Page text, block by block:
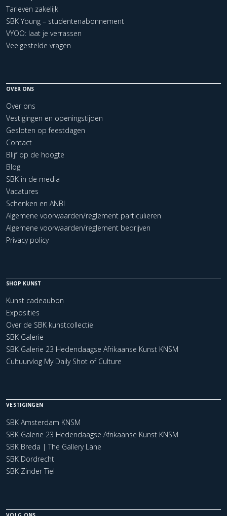
Tarieven zakelijk
SBK Young – studentenabonnement
VYOO: laat je verrassen
Veelgestelde vragen
OVER ONS
Over ons
Vestigingen en openingstijden
Gesloten op feestdagen
Contact
Blijf op de hoogte
Blog
SBK in de media
Vacatures
Schenken en ANBI
Algemene voorwaarden/reglement particulieren
Algemene voorwaarden/reglement bedrijven
Privacy policy
SHOP KUNST
Kunst cadeaubon
Exposities
Over de SBK kunstcollectie
SBK Galerie
SBK Galerie 23 Hedendaagse Afrikaanse Kunst KNSM
Cultuurvlog My Daily Shot of Culture
VESTIGINGEN
SBK Amsterdam KNSM
SBK Galerie 23 Hedendaagse Afrikaanse Kunst KNSM
SBK Breda | The Gallery Lane
SBK Dordrecht
SBK Zinder Tiel